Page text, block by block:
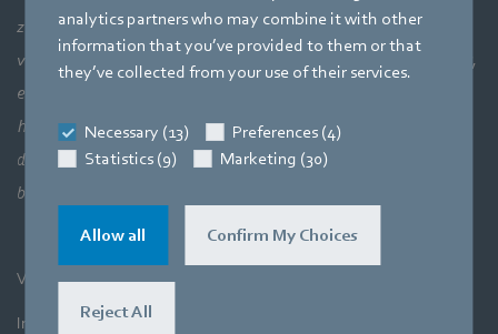
analytics partners who may combine it with other
information that you’ve provided to them or that
they’ve collected from your use of their services.
Necessary (13)
Preferences (4)
Statistics (9)
Marketing (30)
Allow all Confirm My Choices
Reject All
zonder te kijken naar het grotere geheel: luchttechnische
verbanden en daarmee de perfecte interactie van motortechniek,
elektronica en aerodynamica. Onze drie kerncompetenties
hangen bij onze producten direct met elkaar samen. Want het
doel is altijd lucht en de beweging ervan uiterst efficiënt te
benutten.
Voorwaarden
Impressum